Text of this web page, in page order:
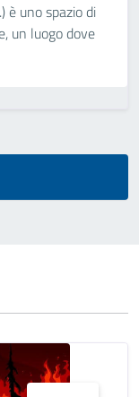
è uno spazio di
un luogo dove